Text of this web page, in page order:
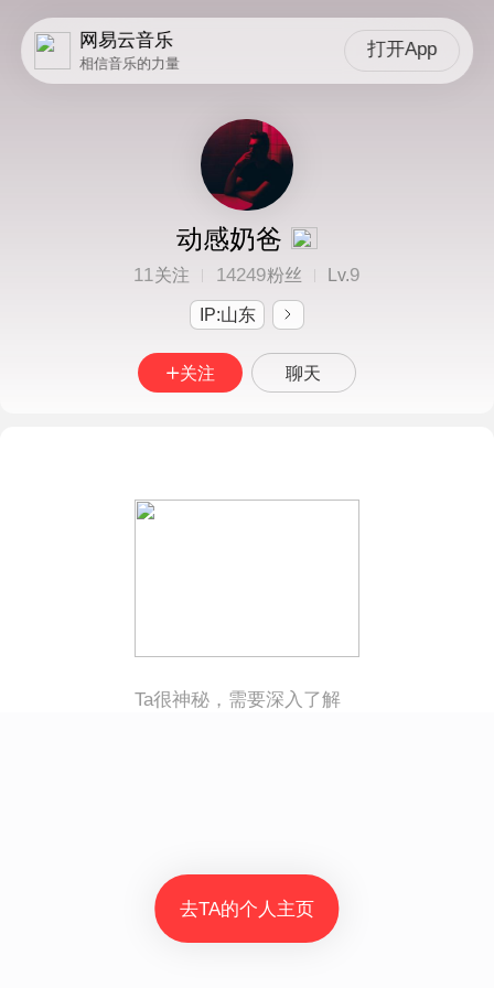
网易云音乐
相信音乐的力量
打开App
动感奶爸
11关注 14249粉丝 Lv.9
IP:山东
关注 聊天
Ta很神秘，需要深入了解
去TA的个人主页